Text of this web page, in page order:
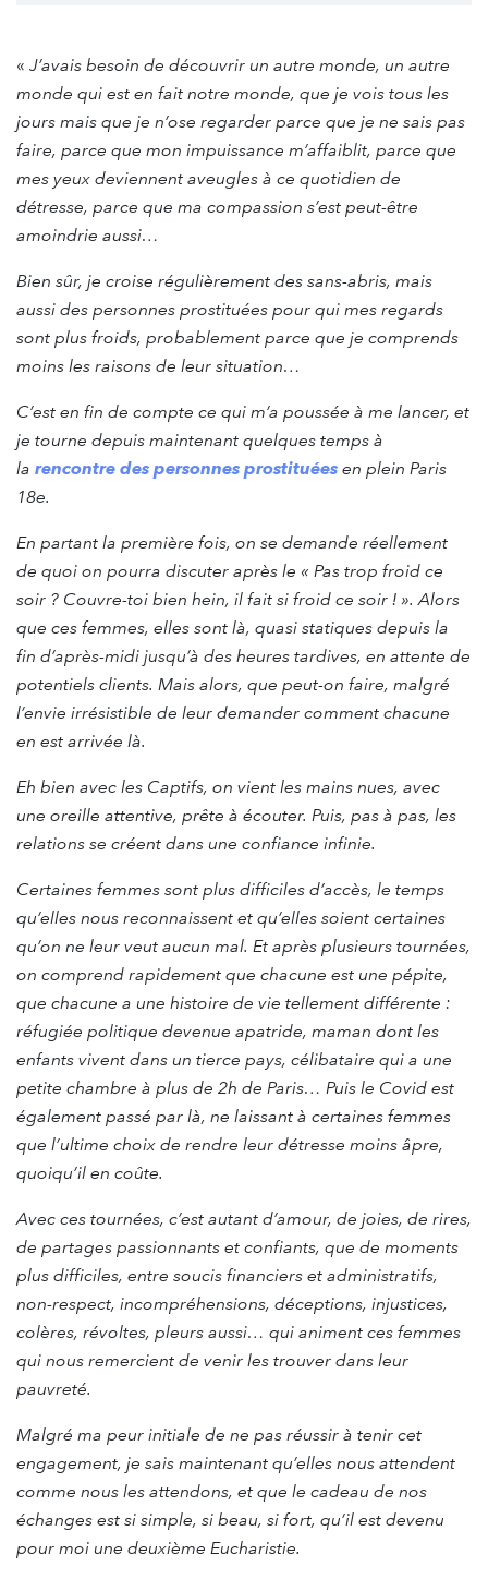
« J’avais besoin de découvrir un autre monde, un autre
monde qui est en fait notre monde, que je vois tous les
jours mais que je n’ose regarder parce que je ne sais pas
faire, parce que mon impuissance m’affaiblit, parce que
mes yeux deviennent aveugles à ce quotidien de
détresse, parce que ma compassion s’est peut-être
amoindrie aussi…
Bien sûr, je croise régulièrement des sans-abris, mais
aussi des personnes prostituées pour qui mes regards
sont plus froids, probablement parce que je comprends
moins les raisons de leur situation…
C’est en fin de compte ce qui m’a poussée à me lancer, et
je tourne depuis maintenant quelques temps à
la rencontre des personnes prostituées en plein Paris
18e.
En partant la première fois, on se demande réellement
de quoi on pourra discuter après le « Pas trop froid ce
soir ? Couvre-toi bien hein, il fait si froid ce soir ! ». Alors
que ces femmes, elles sont là, quasi statiques depuis la
fin d’après-midi jusqu’à des heures tardives, en attente de
potentiels clients. Mais alors, que peut-on faire, malgré
l’envie irrésistible de leur demander comment chacune
en est arrivée là.
Eh bien avec les Captifs, on vient les mains nues, avec
une oreille attentive, prête à écouter. Puis, pas à pas, les
relations se créent dans une confiance infinie.
Certaines femmes sont plus difficiles d’accès, le temps
qu’elles nous reconnaissent et qu’elles soient certaines
qu’on ne leur veut aucun mal. Et après plusieurs tournées,
on comprend rapidement que chacune est une pépite,
que chacune a une histoire de vie tellement différente :
réfugiée politique devenue apatride, maman dont les
enfants vivent dans un tierce pays, célibataire qui a une
petite chambre à plus de 2h de Paris… Puis le Covid est
également passé par là, ne laissant à certaines femmes
que l’ultime choix de rendre leur détresse moins âpre,
quoiqu’il en coûte.
Avec ces tournées, c’est autant d’amour, de joies, de rires,
de partages passionnants et confiants, que de moments
plus difficiles, entre soucis financiers et administratifs,
non-respect, incompréhensions, déceptions, injustices,
colères, révoltes, pleurs aussi… qui animent ces femmes
qui nous remercient de venir les trouver dans leur
pauvreté.
Malgré ma peur initiale de ne pas réussir à tenir cet
engagement, je sais maintenant qu’elles nous attendent
comme nous les attendons, et que le cadeau de nos
échanges est si simple, si beau, si fort, qu’il est devenu
pour moi une deuxième Eucharistie.